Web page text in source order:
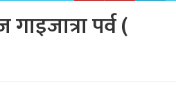
पर्व (